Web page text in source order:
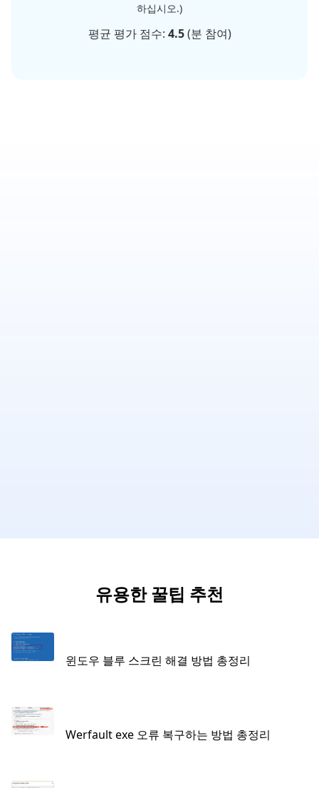
하십시오.)
평균 평가 점수: 4.5(분 참여)
유용한 꿀팁 추천
윈도우 블루 스크린 해결 방법 총정리
Werfault exe 오류 복구하는 방법 총정리